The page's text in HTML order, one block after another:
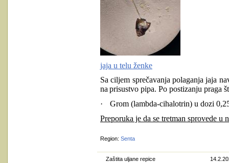
jaja u telu ženke
Sa ciljem sprečavanja polaganja jaja
na prisustvo pipa. Po postizanju praga
·
Grom (lambda-cihalotrin) u dozi
Preporuka je da se tretman sprovede u
Region: Senta
Zaštita uljane repice